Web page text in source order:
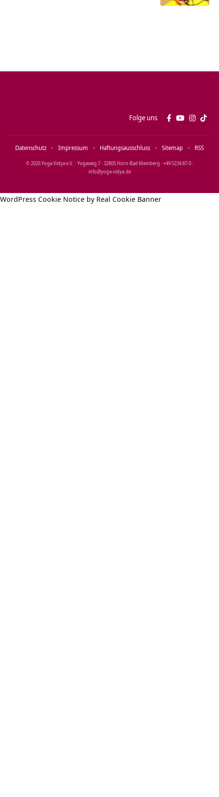
Folge uns
© 2026 Yoga Vidya e.V. · Yogaweg 7 · 32805 Horn‑Bad Meinberg · +49 5234 87‑0 ·
info@yoga‑vidya.de
Datenschutz Impressum Haftungsausschluss Sitemap RSS
WordPress Cookie Notice by Real Cookie Banner